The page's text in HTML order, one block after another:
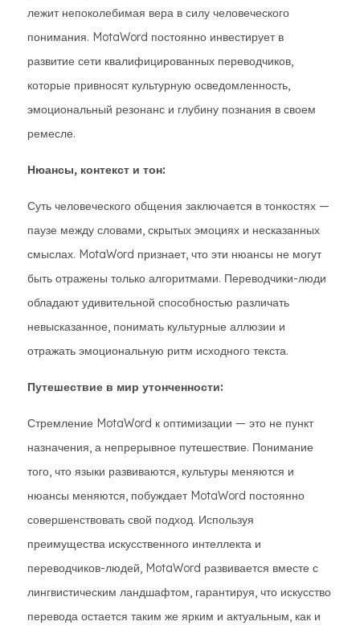
лежит непоколебимая вера в силу человеческого
понимания. MotaWord постоянно инвестирует в
развитие сети квалифицированных переводчиков,
которые привносят культурную осведомленность,
эмоциональный резонанс и глубину познания в своем
ремесле.
Нюансы, контекст и тон:
Суть человеческого общения заключается в тонкостях —
паузе между словами, скрытых эмоциях и несказанных
смыслах. MotaWord признает, что эти нюансы не могут
быть отражены только алгоритмами. Переводчики-люди
обладают удивительной способностью различать
невысказанное, понимать культурные аллюзии и
отражать эмоциональную ритм исходного текста.
Путешествие в мир утонченности:
Стремление MotaWord к оптимизации — это не пункт
назначения, а непрерывное путешествие. Понимание
того, что языки развиваются, культуры меняются и
нюансы меняются, побуждает MotaWord постоянно
совершенствовать свой подход. Используя
преимущества искусственного интеллекта и
переводчиков-людей, MotaWord развивается вместе с
лингвистическим ландшафтом, гарантируя, что искусство
перевода остается таким же ярким и актуальным, как и